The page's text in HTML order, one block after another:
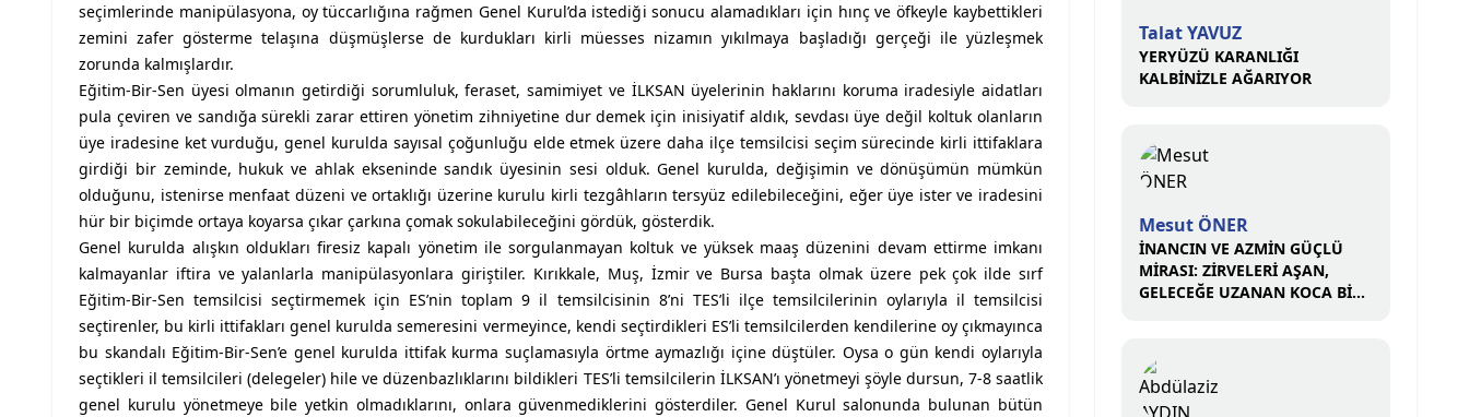
seçimlerinde manipülasyona, oy tüccarlığına rağmen Genel Kurul’da istediği sonucu alamadıkları için hınç ve öfkeyle kaybettikleri
zemini zafer gösterme telaşına düşmüşlerse de kurdukları kirli müesses nizamın yıkılmaya başladığı gerçeği ile yüzleşmek
zorunda kalmışlardır.
Eğitim-Bir-Sen üyesi olmanın getirdiği sorumluluk, feraset, samimiyet ve İLKSAN üyelerinin haklarını koruma iradesiyle aidatları
pula çeviren ve sandığa sürekli zarar ettiren yönetim zihniyetine dur demek için inisiyatif aldık, sevdası üye değil koltuk olanların
üye iradesine ket vurduğu, genel kurulda sayısal çoğunluğu elde etmek üzere daha ilçe temsilcisi seçim sürecinde kirli ittifaklara
girdiği bir zeminde, hukuk ve ahlak ekseninde sandık üyesinin sesi olduk. Genel kurulda, değişimin ve dönüşümün mümkün
olduğunu, istenirse menfaat düzeni ve ortaklığı üzerine kurulu kirli tezgâhların tersyüz edilebileceğini, eğer üye ister ve iradesini
hür bir biçimde ortaya koyarsa çıkar çarkına çomak sokulabileceğini gördük, gösterdik.
Genel kurulda alışkın oldukları firesiz kapalı yönetim ile sorgulanmayan koltuk ve yüksek maaş düzenini devam ettirme imkanı
kalmayanlar iftira ve yalanlarla manipülasyonlara giriştiler. Kırıkkale, Muş, İzmir ve Bursa başta olmak üzere pek çok ilde sırf
Eğitim-Bir-Sen temsilcisi seçtirmemek için ES’nin toplam 9 il temsilcisinin 8’ni TES’li ilçe temsilcilerinin oylarıyla il temsilcisi
seçtirenler, bu kirli ittifakları genel kurulda semeresini vermeyince, kendi seçtirdikleri ES’li temsilcilerden kendilerine oy çıkmayınca
bu skandalı Eğitim-Bir-Sen’e genel kurulda ittifak kurma suçlamasıyla örtme aymazlığı içine düştüler. Oysa o gün kendi oylarıyla
seçtikleri il temsilcileri (delegeler) hile ve düzenbazlıklarını bildikleri TES’li temsilcilerin İLKSAN’ı yönetmeyi şöyle dursun, 7-8 saatlik
genel kurulu yönetmeye bile yetkin olmadıklarını, onlara güvenmediklerini gösterdiler. Genel Kurul salonunda bulunan bütün
Talat YAVUZ
YERYÜZÜ KARANLIĞI
KALBİNİZLE AĞARIYOR
Mesut ÖNER
İNANCIN VE AZMİN GÜÇLÜ
MİRASI: ZİRVELERİ AŞAN,
GELECEĞE UZANAN KOCA BİR